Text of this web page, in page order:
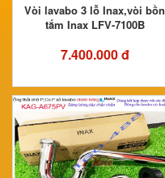
Vòi lavabo 3 lỗ Inax,vòi bồn
tắm Inax LFV-7100B
7.400.000 đ